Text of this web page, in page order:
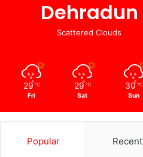
Dehradun
Scattered Clouds
29 ℃
Fri
29 ℃
Sat
30 ℃
Sun
Popular Recent